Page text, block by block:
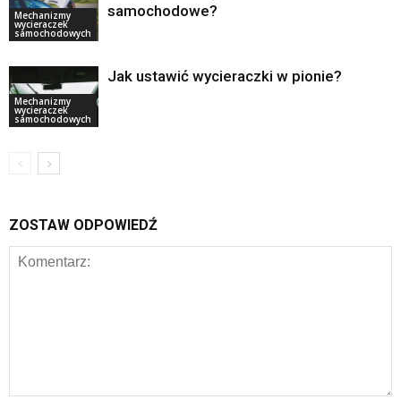
Mechanizmy
wycieraczek
samochodowych
samochodowe?
Mechanizmy
wycieraczek
samochodowych
Jak ustawić wycieraczki w pionie?
ZOSTAW ODPOWIEDŹ